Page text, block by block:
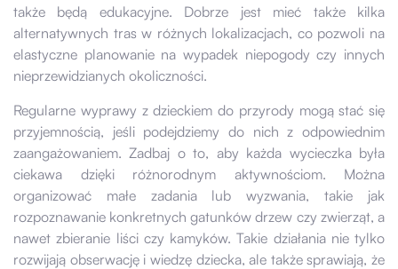
także będą edukacyjne. Dobrze jest mieć także kilka
alternatywnych tras w różnych lokalizacjach, co pozwoli na
elastyczne planowanie na wypadek niepogody czy innych
nieprzewidzianych okoliczności.
Regularne wyprawy z dzieckiem do przyrody mogą stać się
przyjemnością, jeśli podejdziemy do nich z odpowiednim
zaangażowaniem. Zadbaj o to, aby każda wycieczka była
ciekawa dzięki różnorodnym aktywnościom. Można
organizować małe zadania lub wyzwania, takie jak
rozpoznawanie konkretnych gatunków drzew czy zwierząt, a
nawet zbieranie liści czy kamyków. Takie działania nie tylko
rozwijają obserwację i wiedzę dziecka, ale także sprawiają, że